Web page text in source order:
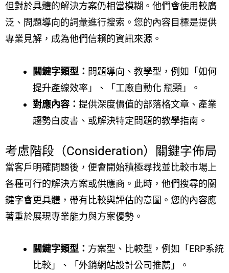
但對於具體的解決方案仍相當模糊。他們會使用較廣
泛、問題導向的詞彙進行搜索。您的內容目標是提供
專業見解，成為他們信賴的資訊來源。
關鍵字類型： 問題導向、教學型，例如「如何
提升產線效率」、「工廠自動化 瓶頸」。
對應內容： 提供深度價值的部落格文章、產業
趨勢白皮書、或解決特定問題的教學指南。
考慮階段（Consideration）關鍵字佈局
當客戶明確問題後，便會開始積極尋找並比較市場上
各種可行的解決方案或供應商。此時，他們搜尋的關
鍵字會更具體，帶有比較與評估的意圖。您的內容應
著重於展現專業能力與方案優勢。
關鍵字類型： 方案型、比較型，例如「ERP系統
比較」、「外銷網站設計公司推薦」。